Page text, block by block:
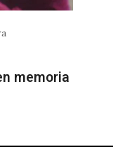
memoria